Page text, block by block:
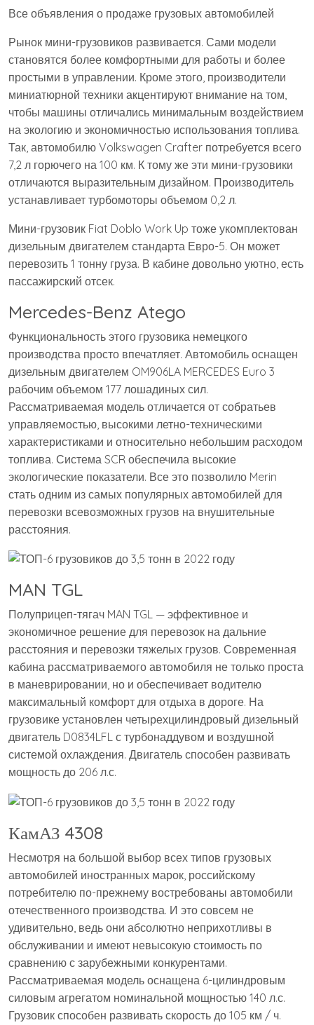
Все объявления о продаже грузовых автомобилей
Рынок мини-грузовиков развивается. Сами модели
становятся более комфортными для работы и более
простыми в управлении. Кроме этого, производители
миниатюрной техники акцентируют внимание на том,
чтобы машины отличались минимальным воздействием
на экологию и экономичностью использования топлива.
Так, автомобилю Volkswagen Crafter потребуется всего
7,2 л горючего на 100 км. К тому же эти мини-грузовики
отличаются выразительным дизайном. Производитель
устанавливает турбомоторы объемом 0,2 л.
Мини-грузовик Fiat Doblo Work Up тоже укомплектован
дизельным двигателем стандарта Евро-5. Он может
перевозить 1 тонну груза. В кабине довольно уютно, есть
пассажирский отсек.
Mercedes-Benz Atego
Функциональность этого грузовика немецкого
производства просто впечатляет. Автомобиль оснащен
дизельным двигателем OM906LA MERCEDES Euro 3
рабочим объемом 177 лошадиных сил.
Рассматриваемая модель отличается от собратьев
управляемостью, высокими летно-техническими
характеристиками и относительно небольшим расходом
топлива. Система SCR обеспечила высокие
экологические показатели. Все это позволило Merin
стать одним из самых популярных автомобилей для
перевозки всевозможных грузов на внушительные
расстояния.
MAN TGL
Полуприцеп-тягач MAN TGL — эффективное и
экономичное решение для перевозок на дальние
расстояния и перевозки тяжелых грузов. Современная
кабина рассматриваемого автомобиля не только проста
в маневрировании, но и обеспечивает водителю
максимальный комфорт для отдыха в дороге. На
грузовике установлен четырехцилиндровый дизельный
двигатель D0834LFL с турбонаддувом и воздушной
системой охлаждения. Двигатель способен развивать
мощность до 206 л.с.
КамАЗ 4308
Несмотря на большой выбор всех типов грузовых
автомобилей иностранных марок, российскому
потребителю по-прежнему востребованы автомобили
отечественного производства. И это совсем не
удивительно, ведь они абсолютно неприхотливы в
обслуживании и имеют невысокую стоимость по
сравнению с зарубежными конкурентами.
Рассматриваемая модель оснащена 6-цилиндровым
силовым агрегатом номинальной мощностью 140 л.с.
Грузовик способен развивать скорость до 105 км / ч.